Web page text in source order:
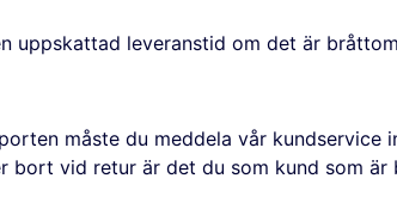
uppskattad leveranstid om det är
måste du meddela vår kundservice
bort vid retur är det du som kund som